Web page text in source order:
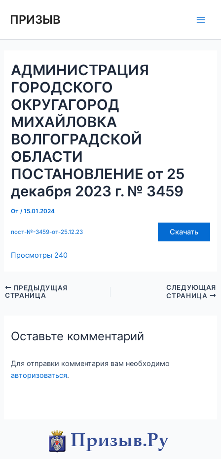
ПРИЗЫВ
АДМИНИСТРАЦИЯ
ГОРОДСКОГО
ОКРУГАГОРОД
МИХАЙЛОВКА
ВОЛГОГРАДСКОЙ
ОБЛАСТИ
ПОСТАНОВЛЕНИЕ от 25
декабря 2023 г. № 3459
От /15.01.2024
пост-№-3459-от-25.12.23 Скачать
Просмотры 240
по
ПРЕДЫДУЩАЯ
СТРАНИЦА
СЛЕДУЮЩАЯ
СТРАНИЦА
Оставьте комментарий
Для отправки комментария вам необходимо
авторизоваться.